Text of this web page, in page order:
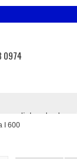
0974
atap pvc, atap
I 600